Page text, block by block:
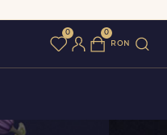
0 0
ron